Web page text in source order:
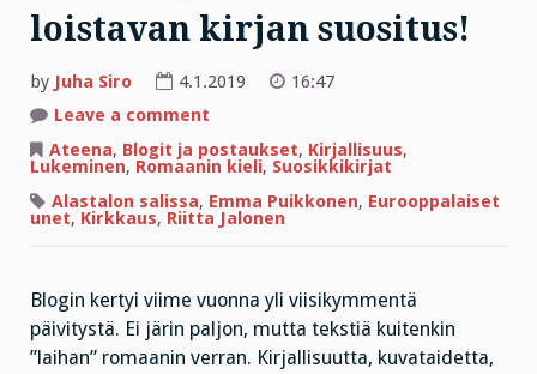
loistavan kirjan suositus!
by Juha Siro 4.1.2019
16:47
Leave a comment
jo
647
–
tuoreimpana
kahden
Ateena, Blogit ja postaukset, Kirjallisuus,
Lukeminen, Romaanin kieli, Suosikkikirjat
Alastalon salissa, Emma Puikkonen, Eurooppalaiset
unet, Kirkkaus, Riitta Jalonen
Blogin kertyi viime vuonna yli viisikymmentä
päivitystä. Ei järin paljon, mutta tekstiä kuitenkin
”laihan” romaanin verran. Kirjallisuutta, kuvataidetta,